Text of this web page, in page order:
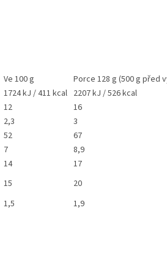
Ve 100 g
Porce 128 g (500 g před
1724 kJ / 411 kcal 2207 kJ / 526 kcal
12
16
2,3
3
52
67
7
8,9
14
17
15
20
1,5
1,9